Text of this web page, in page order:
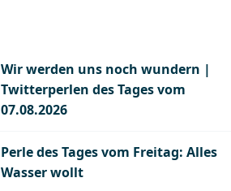
Wir werden uns noch wundern |
Twitterperlen des Tages vom
07.08.2026
Perle des Tages vom Freitag: Alles
Wasser wollt